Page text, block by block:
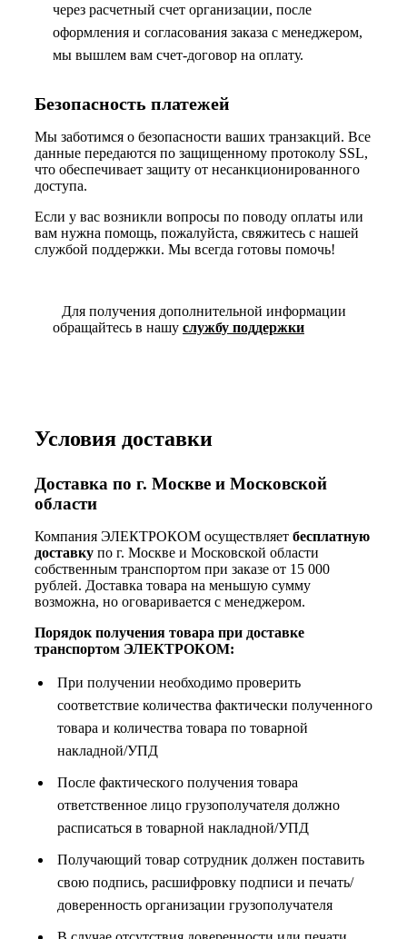
через расчетный счет организации, после
оформления и согласования заказа с менеджером,
мы вышлем вам счет-договор на оплату.
Безопасность платежей
Мы заботимся о безопасности ваших транзакций. Все
данные передаются по защищенному протоколу SSL,
что обеспечивает защиту от несанкционированного
доступа.
Если у вас возникли вопросы по поводу оплаты или
вам нужна помощь, пожалуйста, свяжитесь с нашей
службой поддержки. Мы всегда готовы помочь!
Для получения дополнительной информации
обращайтесь в нашу службу поддержки
Условия доставки
Доставка по г. Москве и Московской
области
Компания ЭЛЕКТРОКОМ осуществляет бесплатную
доставку по г. Москве и Московской области
собственным транспортом при заказе от 15 000
рублей. Доставка товара на меньшую сумму
возможна, но оговаривается с менеджером.
Порядок получения товара при доставке
транспортом ЭЛЕКТРОКОМ:
При получении необходимо проверить
соответствие количества фактически полученного
товара и количества товара по товарной
накладной/УПД
После фактического получения товара
ответственное лицо грузополучателя должно
расписаться в товарной накладной/УПД
Получающий товар сотрудник должен поставить
свою подпись, расшифровку подписи и печать/
доверенность организации грузополучателя